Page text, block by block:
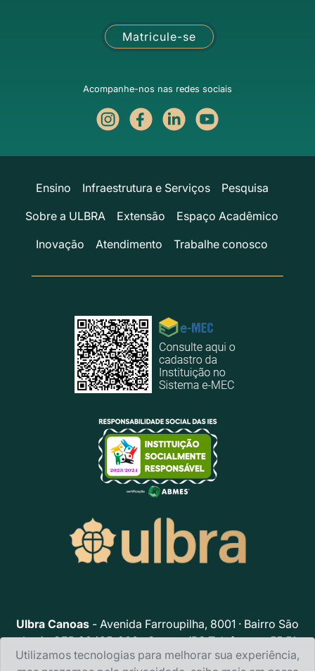
Matricule-se
Acompanhe-nos nas redes sociais
Ensino Infraestrutura e Serviços
Pesquisa
Sobre a ULBRA
Extensão
Espaço Acadêmico
Inovação
Atendimento Trabalhe conosco
Ulbra Canoas - Avenida Farroupilha, 8001 · Bairro São
José · CEP 92425-900 · Canoas/RS Telefone: + 55 51
3477.4000 · E-mail:ulbra@ulbra.br
Utilizamos tecnologias para melhorar sua experiência,